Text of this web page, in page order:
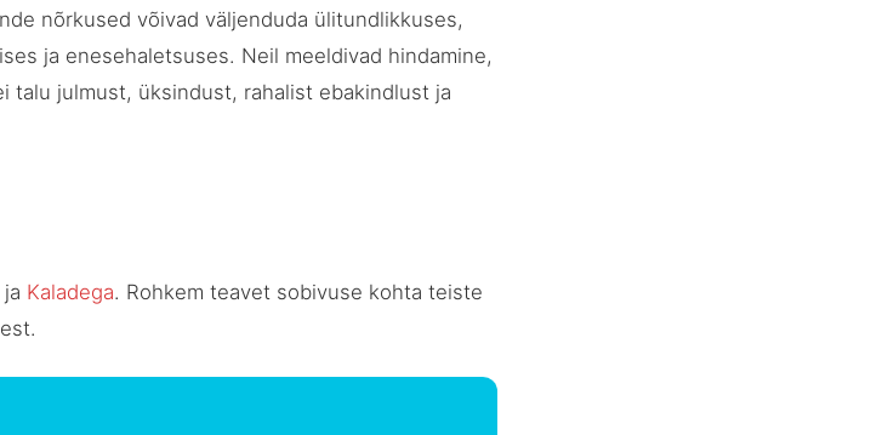
nõrkused võivad väljenduda ülitundlikkuses,
ja enesehaletsuses. Neil meeldivad hindamine,
talu julmust, üksindust, rahalist ebakindlust ja
ja Kaladega. Rohkem teavet sobivuse kohta teiste